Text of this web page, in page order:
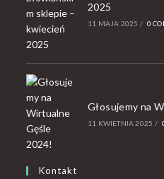
2025
11 MAJA 2025 / 0
Głosujemy na
11 KWIETNIA 2025 /
Kontakt